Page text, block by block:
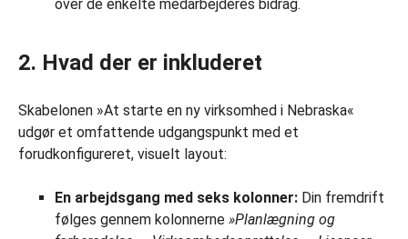
over de enkelte medarbejderes bidrag.
2. Hvad der er inkluderet
Skabelonen »At starte en ny virksomhed i Nebraska«
udgør et omfattende udgangspunkt med et
forudkonfigureret, visuelt layout:
En arbejdsgang med seks kolonner: Din fremdrift
følges gennem kolonnerne »Planlægning og